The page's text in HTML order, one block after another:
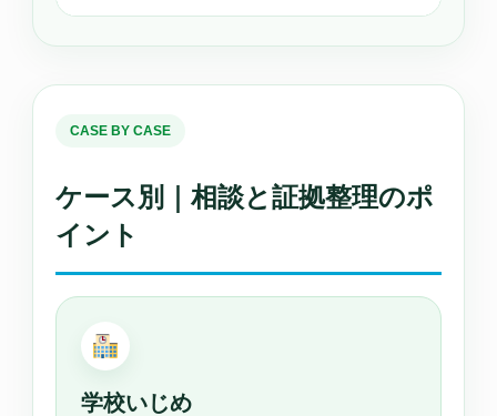
CASE BY CASE
ケース別｜相談と証拠整理のポ
イント
学校いじめ